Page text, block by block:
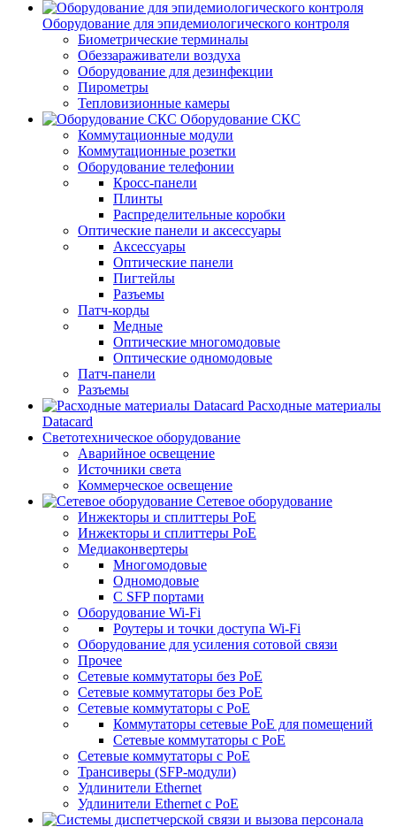
Оборудование для эпидемиологического контроля
Биометрические терминалы
Обеззараживатели воздуха
Оборудование для дезинфекции
Пирометры
Тепловизионные камеры
Оборудование СКС
Коммутационные модули
Коммутационные розетки
Оборудование телефонии
Кросс-панели
Плинты
Распределительные коробки
Оптические панели и аксессуары
Аксессуары
Оптические панели
Пигтейлы
Разъемы
Патч-корды
Медные
Оптические многомодовые
Оптические одномодовые
Патч-панели
Разъемы
Расходные материалы
Datacard
Светотехническое оборудование
Аварийное освещение
Источники света
Коммерческое освещение
Сетевое оборудование
Инжекторы и сплиттеры PoE
Инжекторы и сплиттеры РоЕ
Медиаконвертеры
Многомодовые
Одномодовые
С SFP портами
Оборудование Wi-Fi
Роутеры и точки доступа Wi-Fi
Оборудование для усиления сотовой связи
Прочее
Сетевые коммутаторы без PoE
Сетевые коммутаторы без РоЕ
Сетевые коммутаторы с PoE
Коммутаторы сетевые PoE для помещений
Сетевые коммутаторы с PoE
Сетевые коммутаторы с РоЕ
Трансиверы (SFP-модули)
Удлинители Ethernet
Удлинители Ethernet с PoE